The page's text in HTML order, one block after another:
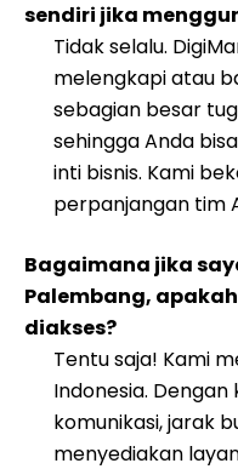
sendiri jika
Tidak selalu.
melengkapi atau
sebagian besar
sehingga Anda
inti bisnis. Kami
perpanjangan tim
Bagaimana jika
Palembang,
diakses?
Tentu saja! Kami
Indonesia.
komunikasi, jarak
menyediakan